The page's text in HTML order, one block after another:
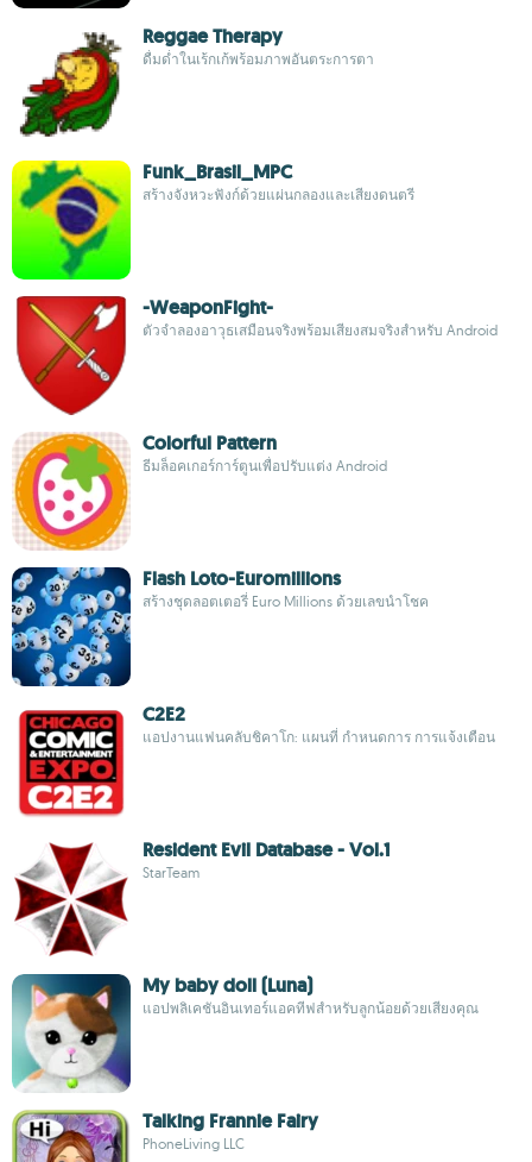
Reggae Therapy
ดื่มด่ำในเร้กเก้พร้อมภาพอันตระการตา
Funk_Brasil_MPC
สร้างจังหวะฟังก์ด้วยแผ่นกลองและเสียงดนตรี
-WeaponFight-
ตัวจำลองอาวุธเสมือนจริงพร้อมเสียงสมจริงสำหรับ Android
Colorful Pattern
ธีมล็อคเกอร์การ์ตูนเพื่อปรับแต่ง Android
Flash Loto-Euromillions
สร้างชุดลอตเตอรี่ Euro Millions ด้วยเลขนำโชค
C2E2
แอปงานแฟนคลับชิคาโก: แผนที่ กำหนดการ การแจ้งเตือน
Resident Evil Database - Vol.1
StarTeam
My baby doll (Luna)
แอปพลิเคชันอินเทอร์แอคทีฟสำหรับลูกน้อยด้วยเสียงคุณ
Talking Frannie Fairy
PhoneLiving LLC